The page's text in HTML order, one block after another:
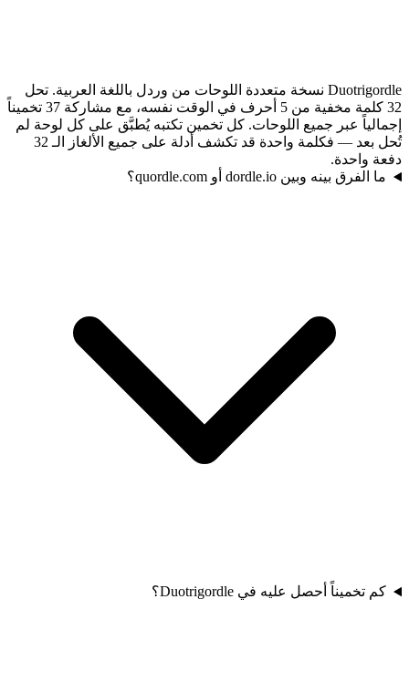
Duotrigordle نسخة متعددة اللوحات من وردل باللغة العربية. تحل
32 كلمة مخفية من 5 أحرف في الوقت نفسه، مع مشاركة 37 تخميناً
إجمالياً عبر جميع اللوحات. كل تخمين تكتبه يُطبَّق على كل لوحة لم
تُحل بعد — فكلمة واحدة قد تكشف أدلة على جميع الألغاز الـ 32
دفعة واحدة.
ما الفرق بينه وبين dordle.io أو quordle.com؟
كم تخميناً أحصل عليه في Duotrigordle؟